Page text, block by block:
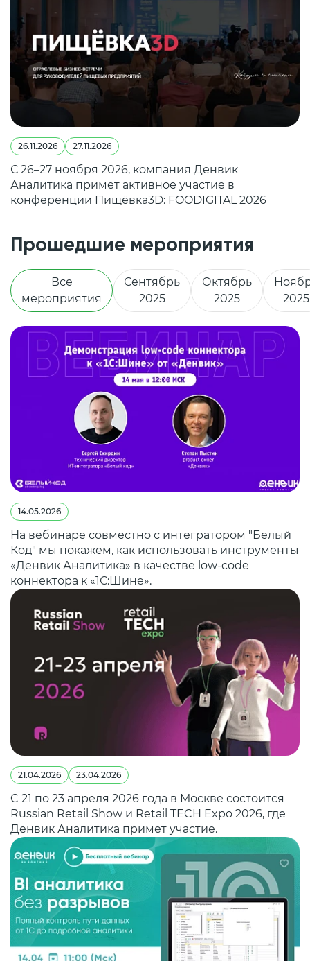
26.11.2026 27.11.2026
С 26–27 ноября 2026, компания Денвик
Аналитика примет активное участие в
конференции Пищёвка3D: FOODIGITAL 2026
Прошедшие мероприятия
Все
мероприятия
Сентябрь
2025
Октябрь
2025
2025
14.05.2026
На вебинаре совместно с интегратором "Белый
Код" мы покажем, как использовать инструменты
«Денвик Аналитика» в качестве low-code
коннектора к «1С:Шине».
21.04.2026 23.04.2026
C 21 по 23 апреля 2026 года в Москве состоится
Russian Retail Show и Retail TECH Expo 2026, где
Денвик Аналитика примет участие.